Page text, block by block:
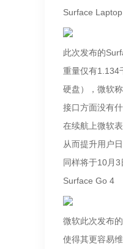
Surface
此次发布的
重量仅有1.134
硬盘），微软
接口方面没有
在续航上微软
从而提升用户
同样将于10月
Surface Go 4
微软此次发布
使得其更容易维